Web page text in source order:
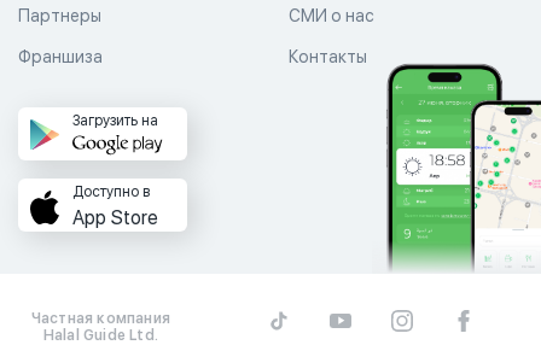
СМИ о нас
Контакты
Партнеры
Франшиза
Загрузить на
Доступно в
App Store
Частная компания
Halal Guide Ltd.